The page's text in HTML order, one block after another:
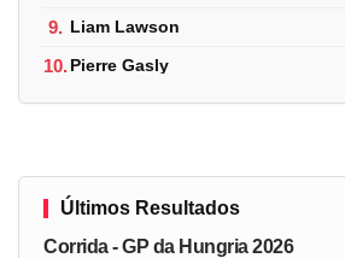
9. Liam Lawson
10.Pierre Gasly
Últimos Resultados
Corrida - GP da Hungria 2026